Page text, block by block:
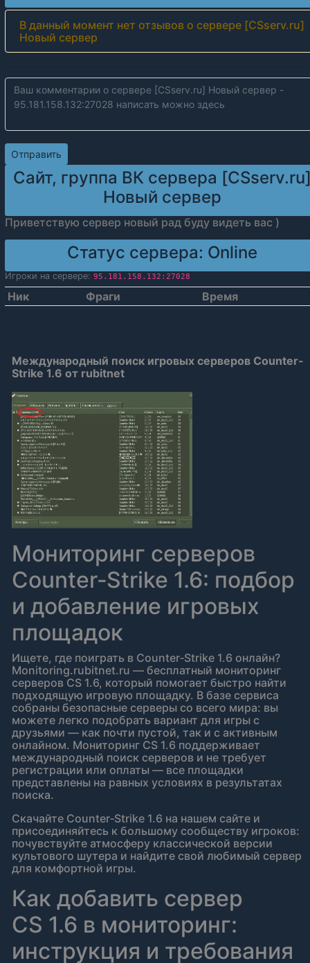
В данный момент нет отзывов о сервере [CSserv.ru]
Новый сервер
Сайт, группа ВК сервера
Новый сервер
Приветствую сервер новый рад буду видеть вас )
Статус сервера: Online
Игроки на сервере: 95.181.158.132:27028
Ник Фраги Время
Международный поиск игровых серверов Counter-
Strike 1.6 от rubitnet
Мониторинг серверов
Counter‑Strike 1.6: подбор
и добавление игровых
площадок
Ищете, где поиграть в Counter‑Strike 1.6 онлайн?
Monitoring.rubitnet.ru — бесплатный мониторинг
серверов CS 1.6, который помогает быстро найти
подходящую игровую площадку. В базе сервиса
собраны безопасные серверы со всего мира: вы
можете легко подобрать вариант для игры с
друзьями — как почти пустой, так и с активным
онлайном. Мониторинг CS 1.6 поддерживает
международный поиск серверов и не требует
регистрации или оплаты — все площадки
представлены на равных условиях в результатах
поиска.
Скачайте Counter‑Strike 1.6 на нашем сайте и
присоединяйтесь к большому сообществу игроков:
почувствуйте атмосферу классической версии
культового шутера и найдите свой любимый сервер
для комфортной игры.
Как добавить сервер
CS 1.6 в мониторинг:
инструкция и требования